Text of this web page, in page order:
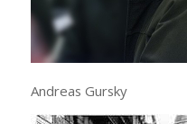
Andreas Gursky